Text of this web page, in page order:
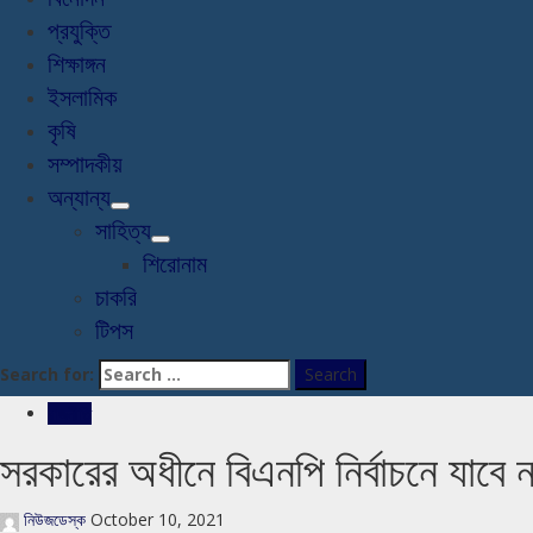
প্রযুক্তি
শিক্ষাঙ্গন
ইসলামিক
কৃষি
সম্পাদকীয়
অন্যান্য
সাহিত্য
শিরোনাম
চাকরি
টিপস
Search for:
সরকারের অধীনে বিএনপি নির্বাচনে
নিউজডেস্ক October 10, 2021